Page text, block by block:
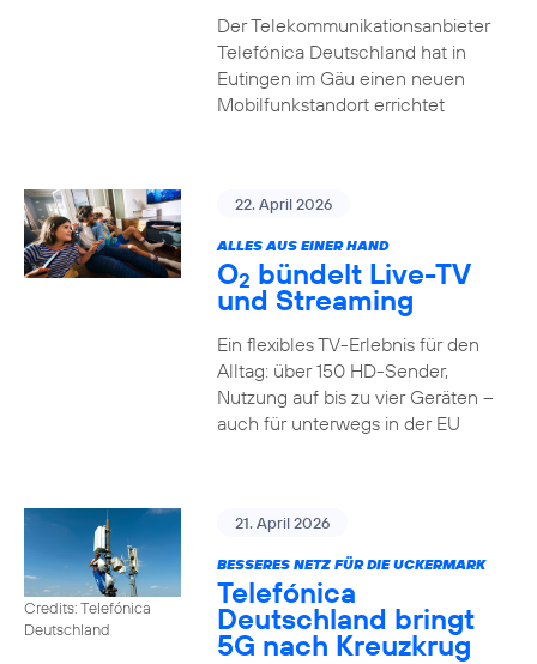
Der Telekommunikationsanbieter
Telefónica Deutschland hat in
Eutingen im Gäu einen neuen
Mobilfunkstandort errichtet
22. April 2026
ALLES AUS EINER HAND
O2 bündelt Live-TV
und Streaming
Ein flexibles TV-Erlebnis für den
Alltag: über 150 HD-Sender,
Nutzung auf bis zu vier Geräten –
auch für unterwegs in der EU
Credits: Telefónica
Deutschland
21. April 2026
BESSERES NETZ FÜR DIE UCKERMARK
Telefónica
Deutschland bringt
5G nach Kreuzkrug